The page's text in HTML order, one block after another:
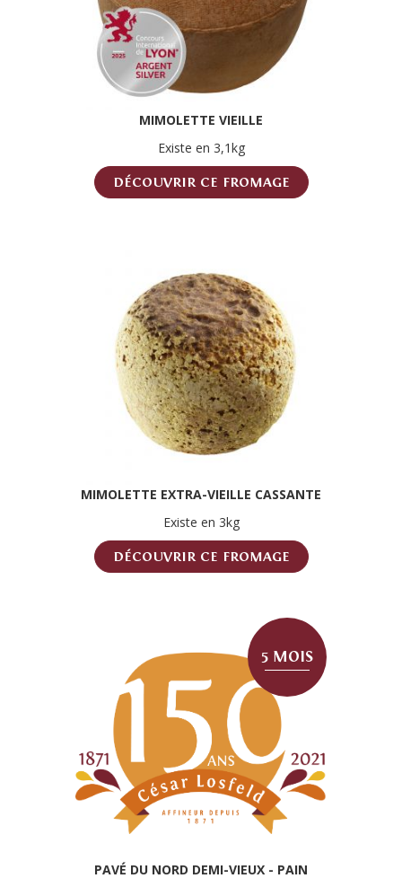
MIMOLETTE VIEILLE
Existe en 3,1kg
DÉCOUVRIR CE FROMAGE
MIMOLETTE EXTRA-VIEILLE CASSANTE
Existe en 3kg
DÉCOUVRIR CE FROMAGE
5 MOIS
PAVÉ DU NORD DEMI-VIEUX - PAIN